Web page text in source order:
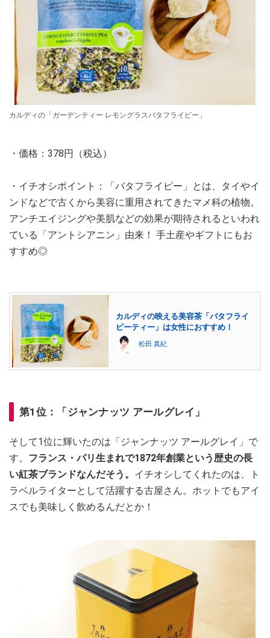
カルディの「ガーデンティー レモングラスバタフライピー」
・価格：378円（税込）
・イチオシポイント：「バタフライピー」とは、タイやイ
ンドなどで古くから美容に重用されてきたマメ科の植物。
アンチエイジングや美肌などの効果が期待されるといわれ
ている「アントシアニン」由来！ 手土産やギフトにもお
すすめ◎
カルディの映える美容茶「バタフライ
ピーティー」は女性におすすめ！
松田 真紀
第1位：「ジャンナッツ アールグレイ」
そして1位に輝いたのは「ジャンナッツ アールグレイ」で
す。 フランス・パリ生まれで1872年創業という歴史の長
い紅茶ブランドなんだそう。 イチオシしてくれたのは、ト
ラベルライターとして活躍する古屋さん。ホットでもアイ
スでも美味しく飲めるんだとか！